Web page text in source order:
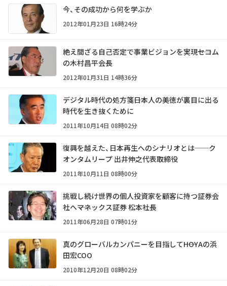
今、その成功から何を学ぶか
2012年01月23日 16時24分
絶え間ざる自己否定で事業ビジョンを実現――セコム
の木村昌平会長
2012年01月31日 14時36分
デジタル時代の処方箋――日本人の美徳が裏目に出る
時代を生き抜くために
2011年10月14日 08時02分
復興を越えた、日本再生へのシナリオとは──ク
オンタムリープ 出井伸之代表取締役
2011年10月11日 08時00分
挑戦し続け世界の個人投資家を顧客に持つ証券会
社へ――マネックス証券 松本社長
2011年06月28日 07時01分
真のグローバルカンパニーを目指して――HOYAの浜
田宏COO
2010年12月20日 08時02分